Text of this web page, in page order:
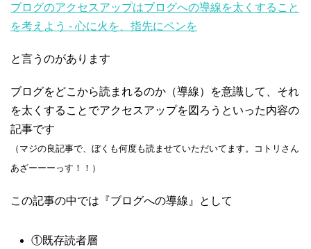
ブログのアクセスアップはブログへの導線を太くすること
を考えよう - 心に火を、指先にペンを
と言うのがあります
ブログをどこから読まれるのか（導線）を意識して、それ
を太くすることでアクセスアップを図ろうといった内容の
記事です
（マジの良記事で、ぼくも何度も読ませていただいてます。コトリさん
あざーーーっす！！）
この記事の中では『ブログへの導線』として
①既存読者層